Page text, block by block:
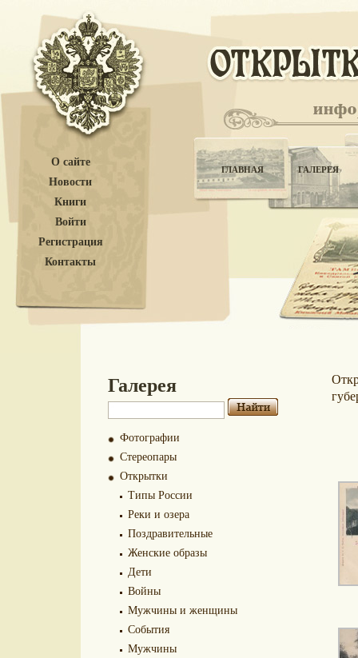
О сайте
Новости
Книги
Войти
Регистрация
Контакты
ГЛАВНАЯ ГАЛЕРЕЯ
Галерея
Фотографии
Стереопары
Открытки
Типы России
Реки и озера
Поздравительные
Женские образы
Дети
Войны
Мужчины и женщины
События
Мужчины